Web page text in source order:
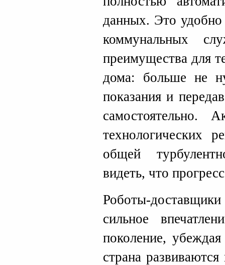
данных. Это
коммунальных
преимущества для
дома: больше не
показания и
самостоятельно.
технологических
общей
видеть, что
Роботы-
сильное
поколение,
страна